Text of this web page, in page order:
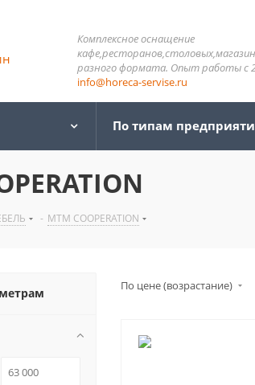
Комплексное оснащение
разного формата. Опыт работы с
info@horeca-servise.ru
По типам
- MTM COOPERATION
По цене (возрастание)